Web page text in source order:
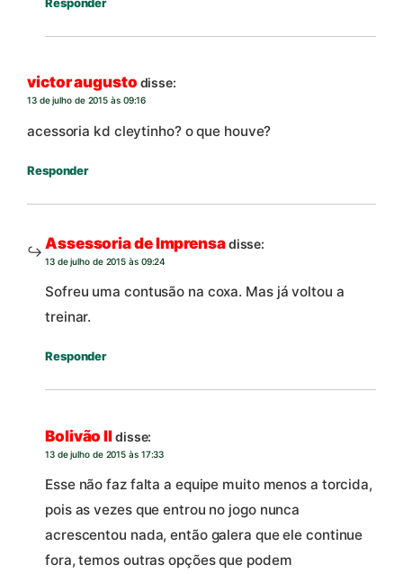
victor augusto disse:
13 de julho de 2015 às 09:16
acessoria kd cleytinho? o que houve?
Responder
Assessoria de Imprensadisse:
13 de julho de 2015 às 09:24
Sofreu uma contusão na coxa. Mas já voltou a
treinar.
Responder
Bolivão IIdisse:
13 de julho de 2015 às 17:33
Esse não faz falta a equipe muito menos a torcida,
pois as vezes que entrou no jogo nunca
acrescentou nada, então galera que ele continue
fora, temos outras opções que podem